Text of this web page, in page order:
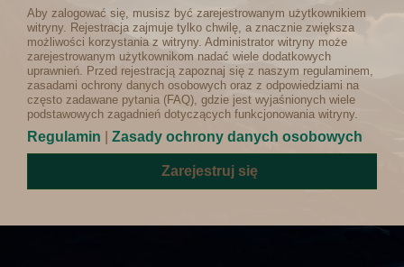
Aby zalogować się, musisz być zarejestrowanym użytkownikiem
witryny. Rejestracja zajmuje tylko chwilę, a znacznie zwiększa
możliwości korzystania z witryny. Administrator witryny może
zarejestrowanym użytkownikom nadać wiele dodatkowych
uprawnień. Przed rejestracją zapoznaj się z naszym regulaminem,
zasadami ochrony danych osobowych oraz z odpowiedziami na
często zadawane pytania (FAQ), gdzie jest wyjaśnionych wiele
podstawowych zagadnień dotyczących funkcjonowania witryny.
Regulamin Zasady ochrony danych osobowych
Zarejestruj się